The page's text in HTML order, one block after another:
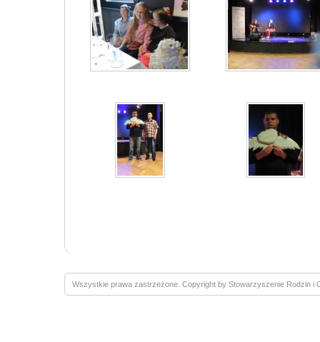
Wszystkie prawa zastrzeżone. Copyright by Stowarzyszenie Rodzin i